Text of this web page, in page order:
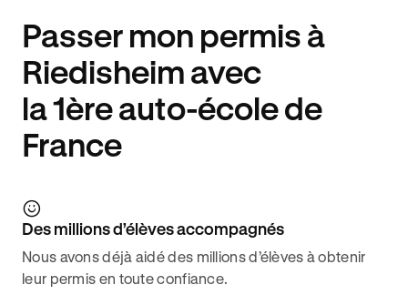
Passer mon permis à
Riedisheim avec
la 1ère auto-école de
France
Des millions d’élèves accompagnés
Nous avons déjà aidé des millions d’élèves à obtenir
leur permis en toute confiance.